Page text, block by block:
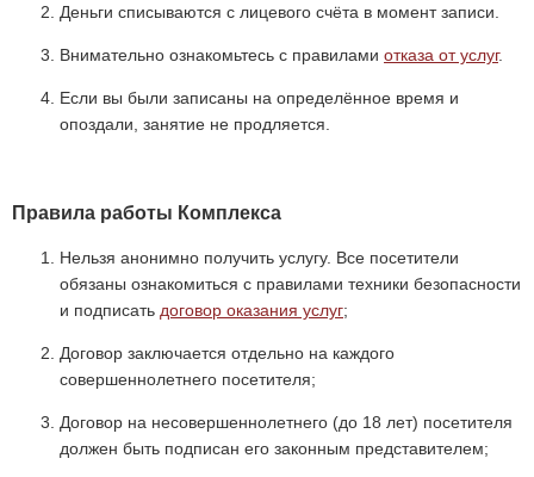
Деньги списываются с лицевого счёта в момент записи.
Внимательно ознакомьтесь с правилами отказа от услуг.
Если вы были записаны на определённое время и
опоздали, занятие не продляется.
Правила работы Комплекса
Нельзя анонимно получить услугу. Все посетители
обязаны ознакомиться с правилами техники безопасности
и подписать договор оказания услуг;
Договор заключается отдельно на каждого
совершеннолетнего посетителя;
Договор на несовершеннолетнего (до 18 лет) посетителя
должен быть подписан его законным представителем;